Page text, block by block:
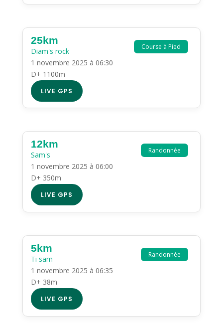
Course à Pied
25km
Diam's rock
1 novembre 2025 à 06:30
D+ 1100m
LIVE GPS
Randonnée
12km
Sam's
1 novembre 2025 à 06:00
D+ 350m
LIVE GPS
Randonnée
5km
Ti sam
1 novembre 2025 à 06:35
D+ 38m
LIVE GPS